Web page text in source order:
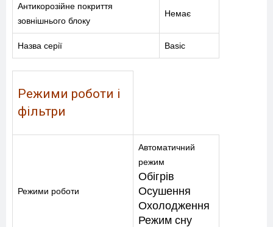
Антикорозійне покриття
зовнішнього блоку
Немає
Назва серії Basic
Режими роботи і
фільтри
Режими роботи
Автоматичний
режим
Обігрів
Осушення
Охолодження
Режим сну